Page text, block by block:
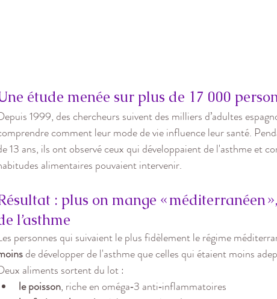
étude menée sur plus de 17 000
1999, des chercheurs suivent des milliers d’adultes
comment leur mode de vie influence leur santé.
13 ans, ils ont observé ceux qui développaient de l'asthme et
alimentaires pouvaient intervenir.
: plus on mange « méditerranéen
l’asthme
personnes qui suivaient le plus fidèlement le régime
de développer de l'asthme que celles qui étaient moins
aliments sortent du lot :
le poisson, riche en oméga‑3 anti‑inflammatoires